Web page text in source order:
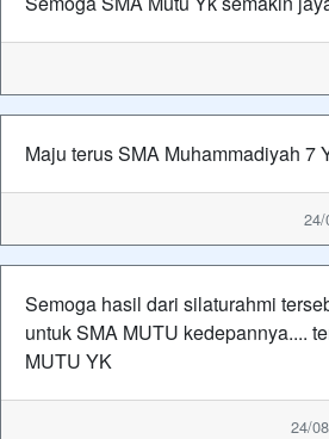
Maju terus SMA Muhammadiyah 7
Semoga hasil dari silaturahmi
untuk SMA MUTU kedepannya....
MUTU YK
24/